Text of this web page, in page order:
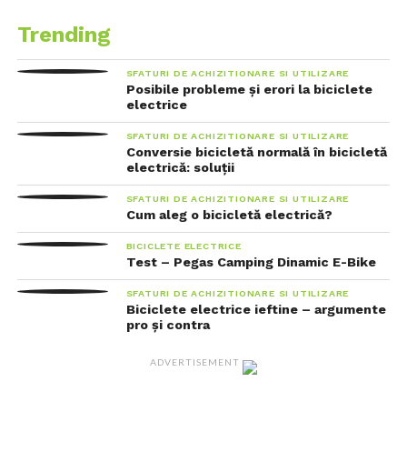
Trending
SFATURI DE ACHIZITIONARE SI UTILIZARE
Posibile probleme și erori la biciclete
electrice
SFATURI DE ACHIZITIONARE SI UTILIZARE
Conversie bicicletă normală în bicicletă
electrică: soluții
SFATURI DE ACHIZITIONARE SI UTILIZARE
Cum aleg o bicicletă electrică?
BICICLETE ELECTRICE
Test – Pegas Camping Dinamic E-Bike
SFATURI DE ACHIZITIONARE SI UTILIZARE
Biciclete electrice ieftine – argumente
pro și contra
ADVERTISEMENT